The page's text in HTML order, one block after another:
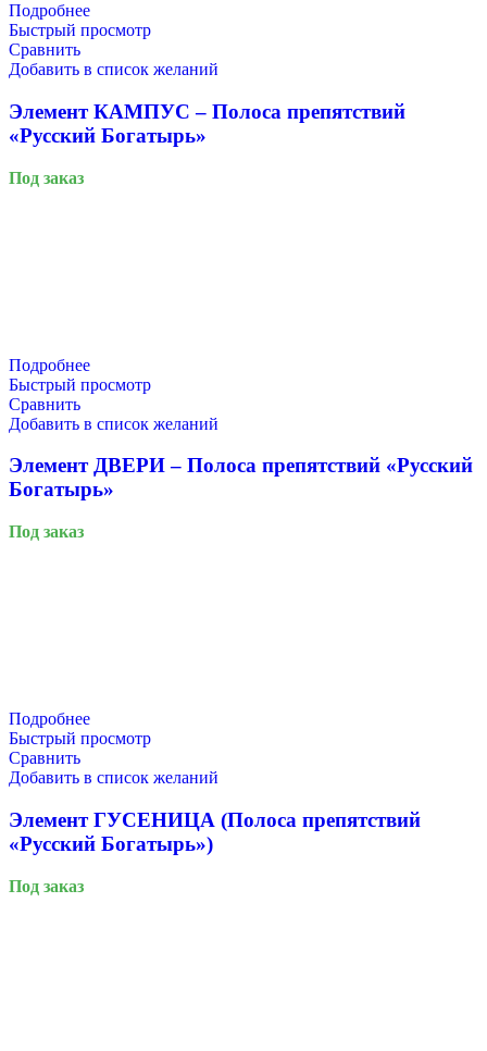
Подробнее
Быстрый просмотр
Сравнить
Добавить в список желаний
Элемент КАМПУС – Полоса препятствий
«Русский Богатырь»
Под заказ
Подробнее
Быстрый просмотр
Сравнить
Добавить в список желаний
Элемент ДВЕРИ – Полоса препятствий «Русский
Богатырь»
Под заказ
Подробнее
Быстрый просмотр
Сравнить
Добавить в список желаний
Элемент ГУСЕНИЦА (Полоса препятствий
«Русский Богатырь»)
Под заказ